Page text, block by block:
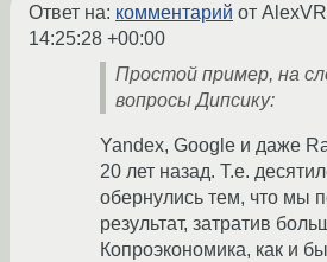
Ответ на: комментарий от AlexVR
14:25:28 +00:00
Простой пример, на
вопросы Дипсику:
Yandex, Google и даже
20 лет назад. Т.е.
обернулись тем, что мы
результат, затратив
Копроэкономика, как и